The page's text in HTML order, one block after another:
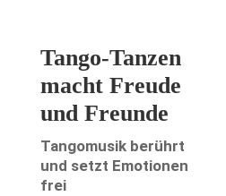
Tango-Tanzen
macht Freude
und Freunde
Tangomusik berührt
und setzt Emotionen
frei